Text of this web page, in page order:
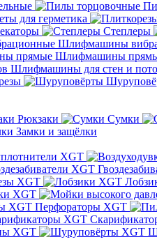
для герметика
Степлеры
Шлифмашины
Шлифмашины
Шлифмашины для стен и
Рюкзаки Сумки
Замки и защёлки
XGT
XGT
XGT
Перфораторы XGT
XGT